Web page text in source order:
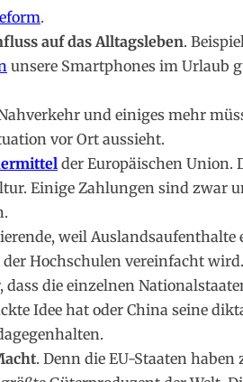
.
auf das Alltagsleben.
unsere Smartphones im Urlaub
und einiges mehr
vor Ort aussieht.
der Europäischen Union.
Einige Zahlungen sind zwar
weil Auslandsaufenthalte
Hochschulen vereinfacht wird.
die einzelnen
Idee hat oder China seine
. Denn die EU-Staaten haben